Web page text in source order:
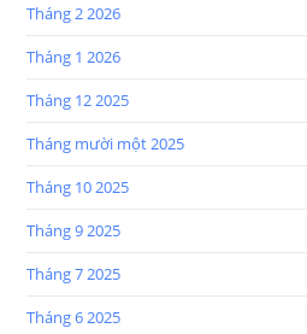
Tháng 2 2026
Tháng 1 2026
Tháng 12 2025
Tháng mười một 2025
Tháng 10 2025
Tháng 9 2025
Tháng 7 2025
Tháng 6 2025